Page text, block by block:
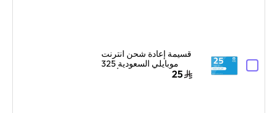
قسيمة إعادة شحن انترنت
موبايلي السعودية 325
25